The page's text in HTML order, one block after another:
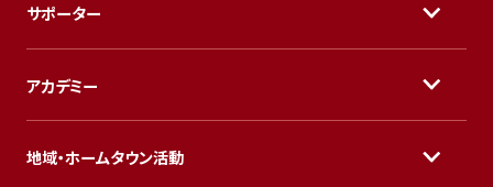
サポーター
アカデミー
地域・ホームタウン活動